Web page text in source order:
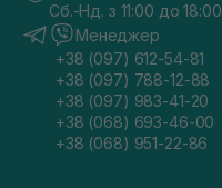
Сб.-Нд. з 11:00 до 18:00
Менеджер
+38 (097) 612-54-81
+38 (097) 788-12-88
+38 (097) 983-41-20
+38 (068) 693-46-00
+38 (068) 951-22-86